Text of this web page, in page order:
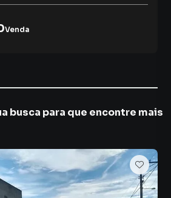
Venda
busca para que encontre mais